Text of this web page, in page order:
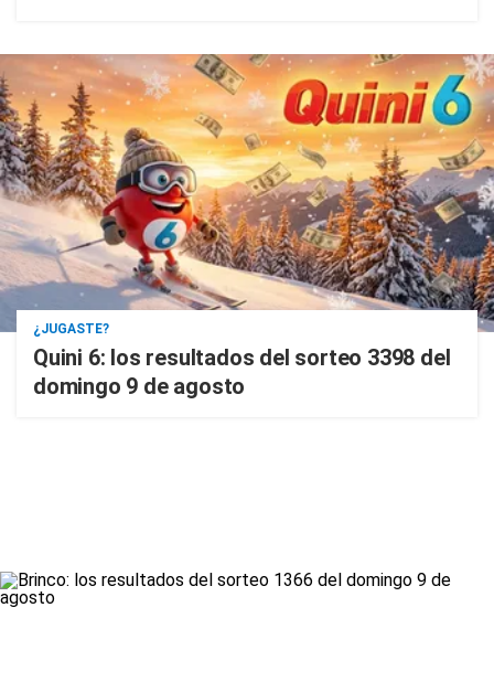
¿JUGASTE?
Quini 6: los resultados del sorteo 3398 del
domingo 9 de agosto